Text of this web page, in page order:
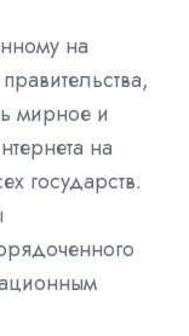
на
мирное и
на
государств.